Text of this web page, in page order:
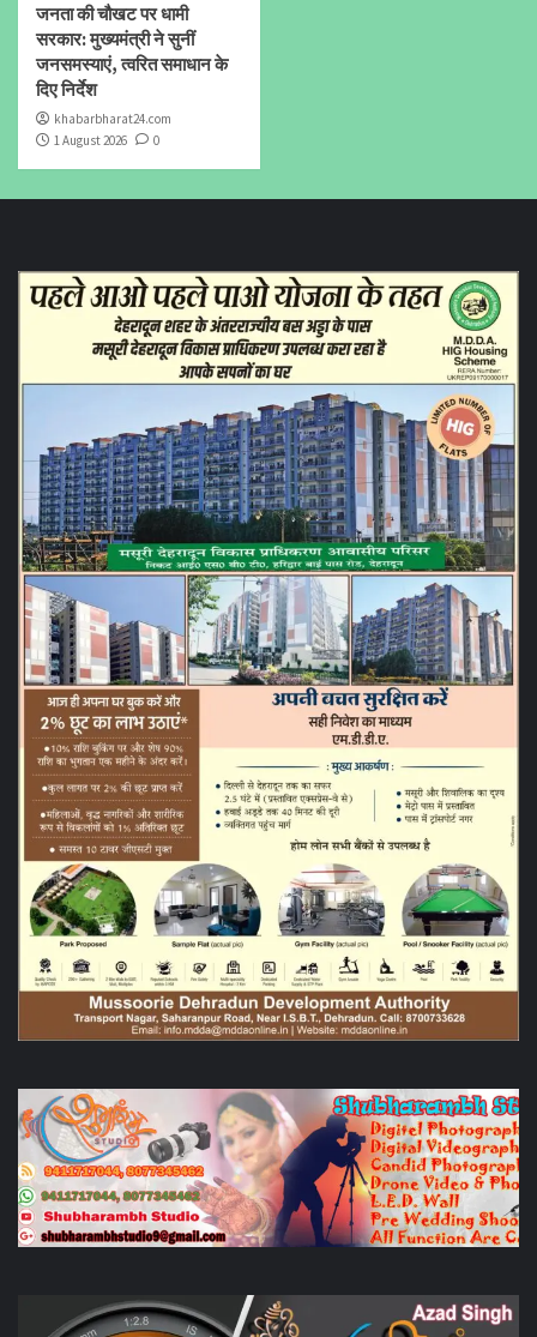
जनता की चौखट पर धामी
सरकार: मुख्यमंत्री ने सुनीं
जनसमस्याएं, त्वरित समाधान के
दिए निर्देश
khabarbharat24.com
1 August 2026
0